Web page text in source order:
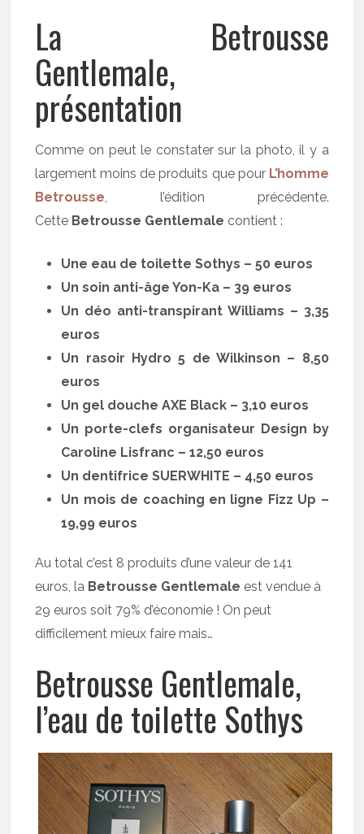
La Betrousse
Gentlemale,
présentation
Comme on peut le constater sur la photo, il y a
largement moins de produits que pour L’homme
Betrousse, l’édition précédente.
Cette Betrousse Gentlemale contient :
Une eau de toilette Sothys – 50 euros
Un soin anti-âge Yon-Ka – 39 euros
Un déo anti-transpirant Williams – 3,35
euros
Un rasoir Hydro 5 de Wilkinson – 8,50
euros
Un gel douche AXE Black – 3,10 euros
Un porte-clefs organisateur Design by
Caroline Lisfranc – 12,50 euros
Un dentifrice SUERWHITE – 4,50 euros
Un mois de coaching en ligne Fizz Up –
19,99 euros
Au total c’est 8 produits d’une valeur de 141
euros, la Betrousse Gentlemale est vendue à
29 euros soit 79% d’économie ! On peut
difficilement mieux faire mais…
Betrousse Gentlemale,
l’eau de toilette Sothys